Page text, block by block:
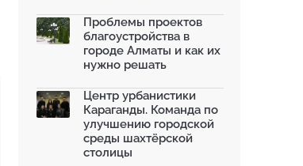
МЧС усилило мониторинг рек и
моренных озер после ...
02.07.2026
На общественных слушаниях
30.06.2026
На слушаниях по корректировке
СЭО Генплана Алматы...
30.06.2026
Проблемы проектов
благоустройства в
городе Алматы и как их
нужно решать
Центр урбанистики
Караганды. Команда по
улучшению городской
среды шахтёрской
столицы